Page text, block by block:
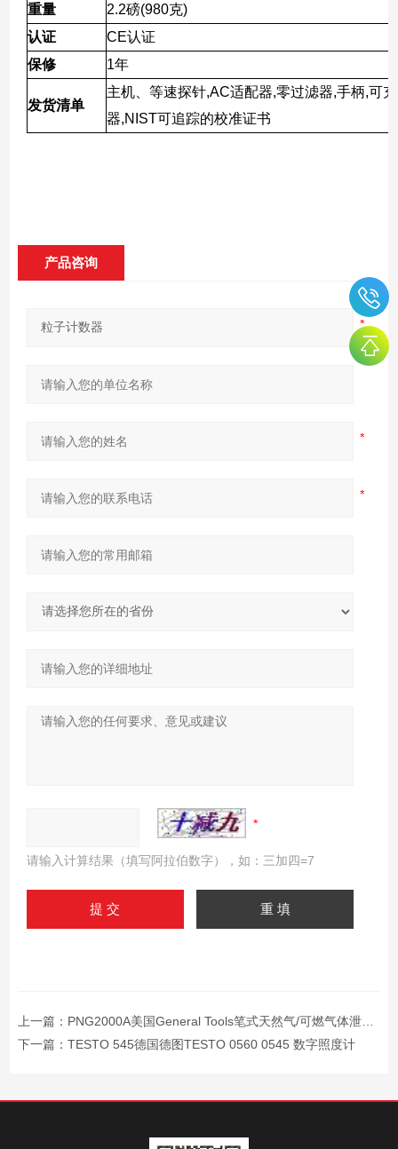
重量
2.2磅(980克)
认证
CE认证
保修
1年
发货清单
主机、等速探针,AC适配器,零过滤器,手柄,可
器,NIST可追踪的校准证书
产品咨询
请输入计算结果（填写阿拉伯数字），如：三加四=7
上一篇： PNG2000A美国General Tools笔式天然气/可燃气体泄漏检测
下一篇： TESTO 545德国德图TESTO 0560 0545 数字照度计